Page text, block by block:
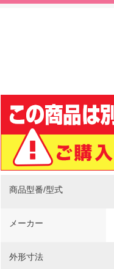
商品型番/型式
メーカー
外形寸法